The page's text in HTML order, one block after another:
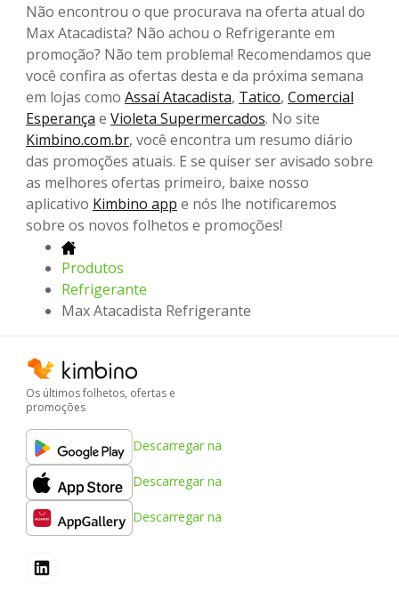
Não encontrou o que procurava na oferta atual do
Max Atacadista? Não achou o Refrigerante em
promoção? Não tem problema! Recomendamos que
você confira as ofertas desta e da próxima semana
em lojas como Assaí Atacadista, Tatico, Comercial
Esperança e Violeta Supermercados. No site
Kimbino.com.br, você encontra um resumo diário
das promoções atuais. E se quiser ser avisado sobre
as melhores ofertas primeiro, baixe nosso
aplicativo Kimbino app e nós lhe notificaremos
sobre os novos folhetos e promoções!
Produtos
Refrigerante
Max Atacadista Refrigerante
Os últimos folhetos, ofertas e
promoções
Descarregar na
Descarregar na
Descarregar na